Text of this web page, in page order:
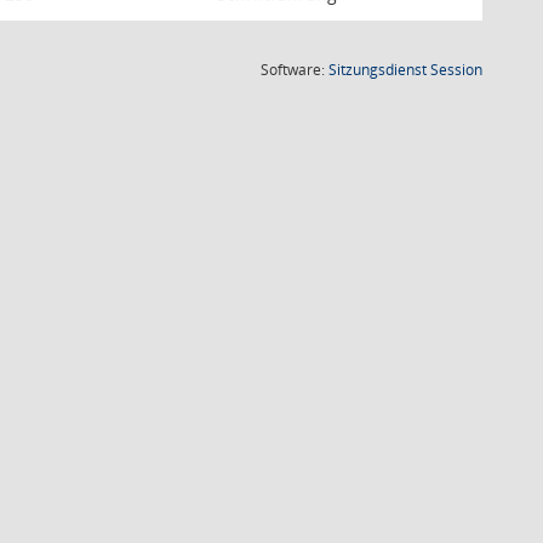
Software:SitzungsdienstSession(Wird in